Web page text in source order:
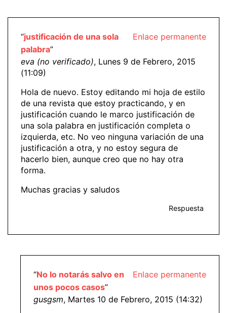
Enlace permanente
“justificación de una sola
palabra”
eva (no verificado), Lunes 9 de Febrero, 2015
(11:09)
Hola de nuevo. Estoy editando mi hoja de estilo
de una revista que estoy practicando, y en
justificación cuando le marco justificación de
una sola palabra en justificación completa o
izquierda, etc. No veo ninguna variación de una
justificación a otra, y no estoy segura de
hacerlo bien, aunque creo que no hay otra
forma.
Muchas gracias y saludos
Respuesta
Enlace permanente
“No lo notarás salvo en
unos pocos casos”
gusgsm, Martes 10 de Febrero, 2015 (14:32)